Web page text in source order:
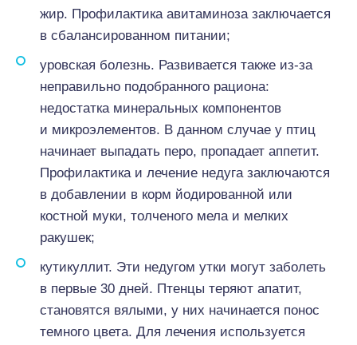
жир. Профилактика авитаминоза заключается
в сбалансированном питании;
уровская болезнь. Развивается также из-за
неправильно подобранного рациона:
недостатка минеральных компонентов
и микроэлементов. В данном случае у птиц
начинает выпадать перо, пропадает аппетит.
Профилактика и лечение недуга заключаются
в добавлении в корм йодированной или
костной муки, толченого мела и мелких
ракушек;
кутикуллит. Эти недугом утки могут заболеть
в первые 30 дней. Птенцы теряют апатит,
становятся вялыми, у них начинается понос
темного цвета. Для лечения используется